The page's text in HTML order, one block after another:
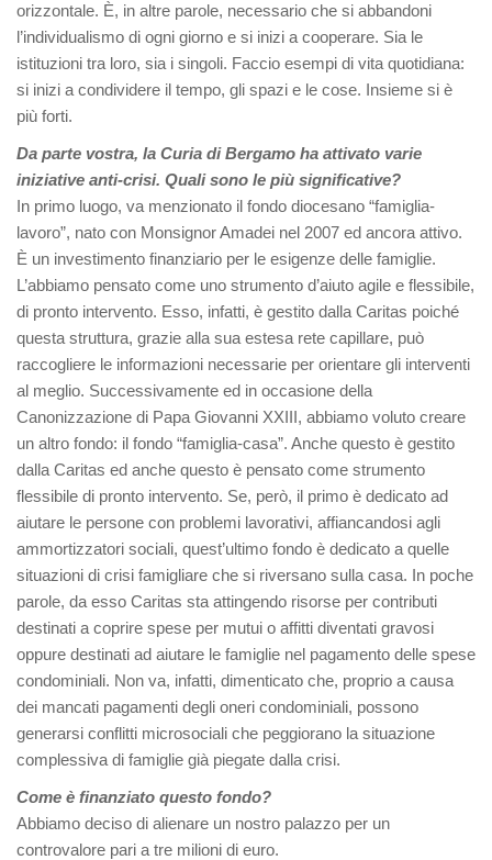
orizzontale. È, in altre parole, necessario che si abbandoni
l’individualismo di ogni giorno e si inizi a cooperare. Sia le
istituzioni tra loro, sia i singoli. Faccio esempi di vita quotidiana:
si inizi a condividere il tempo, gli spazi e le cose. Insieme si è
più forti.
Da parte vostra, la Curia di Bergamo ha attivato varie
iniziative anti-crisi. Quali sono le più significative?
In primo luogo, va menzionato il fondo diocesano “famiglia-
lavoro”, nato con Monsignor Amadei nel 2007 ed ancora attivo.
È un investimento finanziario per le esigenze delle famiglie.
L’abbiamo pensato come uno strumento d’aiuto agile e flessibile,
di pronto intervento. Esso, infatti, è gestito dalla Caritas poiché
questa struttura, grazie alla sua estesa rete capillare, può
raccogliere le informazioni necessarie per orientare gli interventi
al meglio. Successivamente ed in occasione della
Canonizzazione di Papa Giovanni XXIII, abbiamo voluto creare
un altro fondo: il fondo “famiglia-casa”. Anche questo è gestito
dalla Caritas ed anche questo è pensato come strumento
flessibile di pronto intervento. Se, però, il primo è dedicato ad
aiutare le persone con problemi lavorativi, affiancandosi agli
ammortizzatori sociali, quest’ultimo fondo è dedicato a quelle
situazioni di crisi famigliare che si riversano sulla casa. In poche
parole, da esso Caritas sta attingendo risorse per contributi
destinati a coprire spese per mutui o affitti diventati gravosi
oppure destinati ad aiutare le famiglie nel pagamento delle spese
condominiali. Non va, infatti, dimenticato che, proprio a causa
dei mancati pagamenti degli oneri condominiali, possono
generarsi conflitti microsociali che peggiorano la situazione
complessiva di famiglie già piegate dalla crisi.
Come è finanziato questo fondo?
Abbiamo deciso di alienare un nostro palazzo per un
controvalore pari a tre milioni di euro.